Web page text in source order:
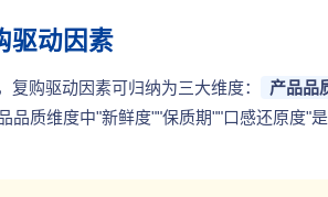
驱动因素
复购驱动因素可归纳为三大维度： 产品品
品质维度中"新鲜度""保质期""口感还原度"